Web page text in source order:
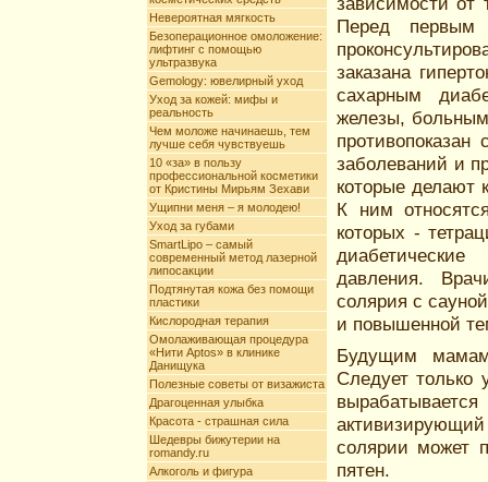
Невероятная мягкость
Безоперационное омоложение:
лифтинг с помощью
ультразвука
Gemology: ювелирный уход
Уход за кожей: мифы и
реальность
Чем моложе начинаешь, тем
лучше себя чувствуешь
10 «за» в пользу
профессиональной косметики
от Кристины Мирьям Зехави
Ущипни меня – я молодею!
Уход за губами
SmartLipo – самый
современный метод лазерной
липосакции
Подтянутая кожа без помощи
пластики
Кислородная терапия
Омолаживающая процедура
«Нити Aptos» в клинике
Данищука
Полезные советы от визажиста
Драгоценная улыбка
Красота - страшная сила
Шедевры бижутерии на
romandy.ru
Алкоголь и фигура
Перед первым
заказана
сахарным
железы,
заболеваний и
которые делают
К ним
которых -
давления.
солярия с
и повышенной
Будущим мамам
Следует только
солярии может
пятен.